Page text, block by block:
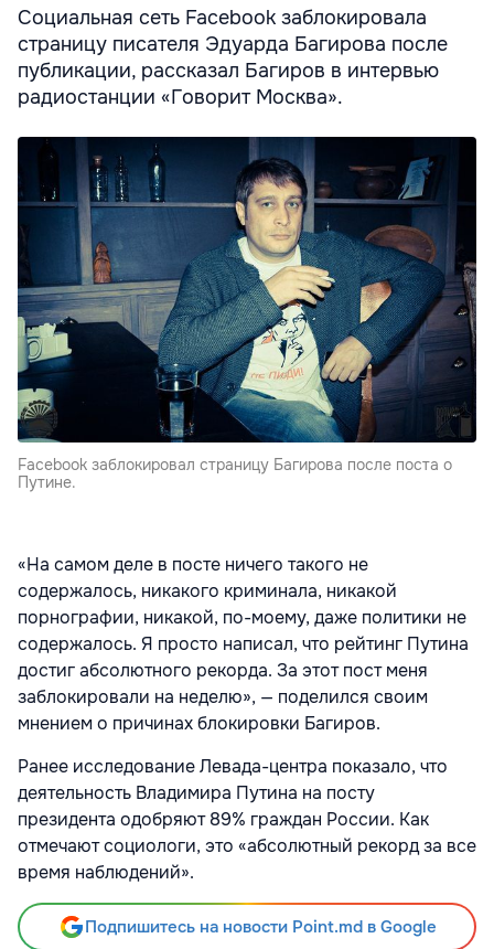
Социальная сеть Facebook заблокировала
страницу писателя Эдуарда Багирова после
публикации, рассказал Багиров в интервью
радиостанции «Говорит Москва».
Facebook заблокировал страницу Багирова после поста о
Путине.
«На самом деле в посте ничего такого не
содержалось, никакого криминала, никакой
порнографии, никакой, по-моему, даже политики не
содержалось. Я просто написал, что рейтинг Путина
достиг абсолютного рекорда. За этот пост меня
заблокировали на неделю», — поделился своим
мнением о причинах блокировки Багиров.
Ранее исследование Левада-центра показало, что
деятельность Владимира Путина на посту
президента одобряют 89% граждан России. Как
отмечают социологи, это «абсолютный рекорд за все
время наблюдений».
Подпишитесь на новости Point.md в Google